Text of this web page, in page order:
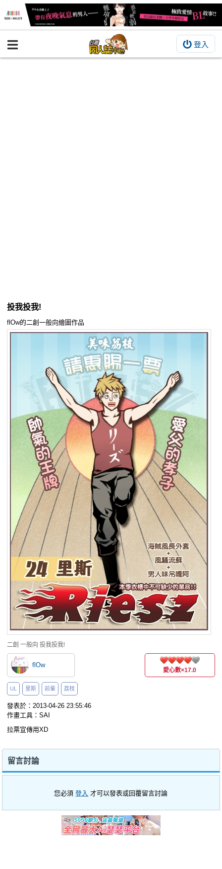
登入
BOOKY書集倉庫
攤位轉讓區
會員中心
註冊會員
登入
投我投我!
flOw的二創一般向繪圖作品
二創 一般向 投我投我!
flOw
愛心數×17.0
UL 里斯 前輩 荔枝
發表於：2013-04-26 23:55:46
作畫工具：SAI
拉票宣傳用XD
留言討論
您必須登入 才可以發表或回覆留言討論